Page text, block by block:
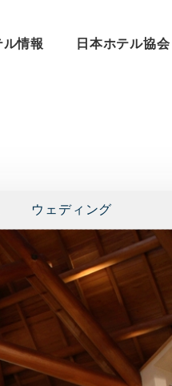
情報 日本ホテル協会
ウェディング